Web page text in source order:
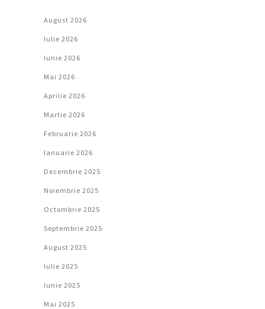
August 2026
Iulie 2026
Iunie 2026
Mai 2026
Aprilie 2026
Martie 2026
Februarie 2026
Ianuarie 2026
Decembrie 2025
Noiembrie 2025
Octombrie 2025
Septembrie 2025
August 2025
Iulie 2025
Iunie 2025
Mai 2025